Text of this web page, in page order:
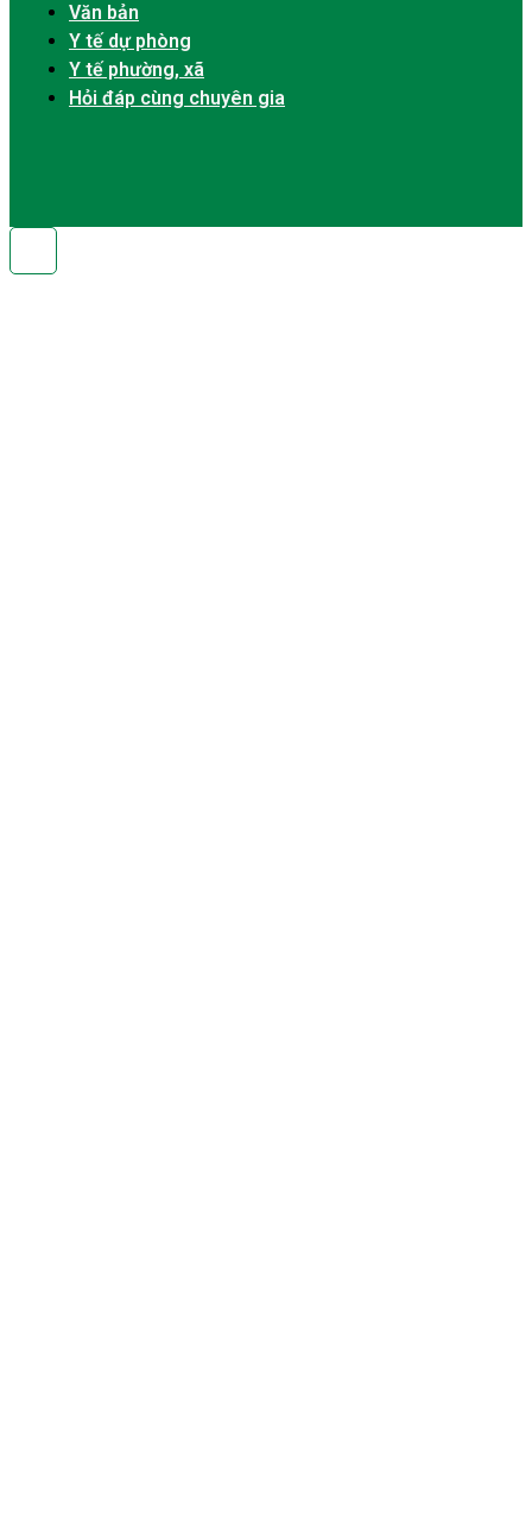
Văn bản
Y tế dự phòng
Y tế phường, xã
Hỏi đáp cùng chuyên gia